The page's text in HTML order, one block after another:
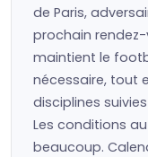
de Paris,
prochain
maintient le
nécessaire, tout
disciplines
Les conditions
beaucoup.